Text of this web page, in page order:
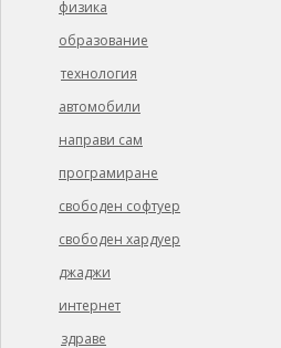
физика
образование
технология
автомобили
направи сам
програмиране
свободен софтуер
свободен хардуер
джаджи
интернет
здраве